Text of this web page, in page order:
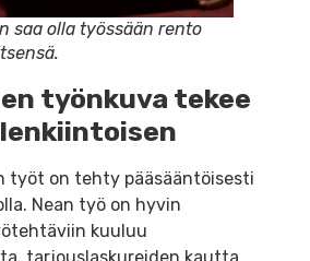
saa olla työssään rento
työnkuva tekee
työt on tehty pääsääntöisesti
Nean työ on hyvin
kuuluu
tarjouslaskureiden kautta